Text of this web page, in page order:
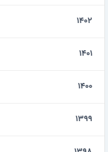
۱۴۰۲
۱۴۰۱
۱۴۰۰
۱۳۹۹